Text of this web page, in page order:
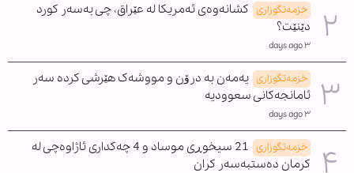
خزمەتگوزاری کشانەوەی ئەمریکا لە عێراق، چی بەسەر کورد
دێنێت؟
٣ days ago
خزمەتگوزاری یەمەن بە درۆن و مووشەک هێرشی کردە سەر
ئامانجەکانی سعوودیە
٣ days ago
خزمەتگوزاری
21 سیخوڕی موساد و 4 چەکداری ئاژاوەچی لە
کرمان دەستبەسەر کران